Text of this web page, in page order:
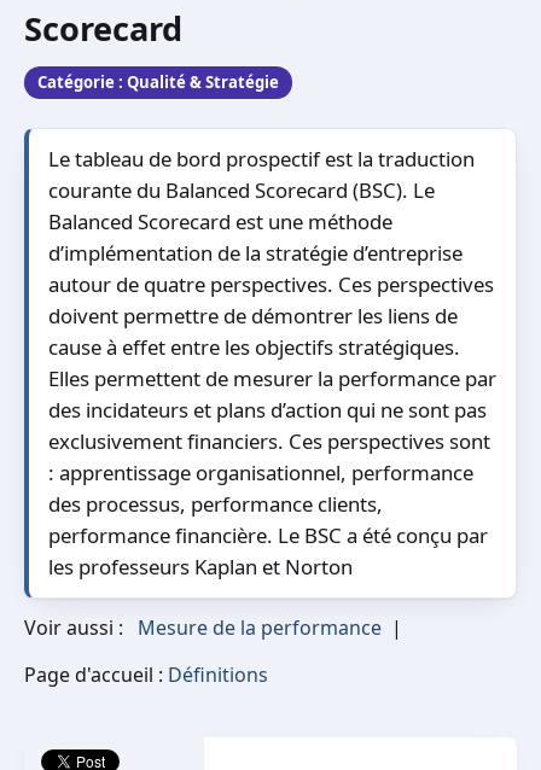
Scorecard
Catégorie : Qualité & Stratégie
Le tableau de bord prospectif est la traduction
courante du Balanced Scorecard (BSC). Le
Balanced Scorecard est une méthode
d’implémentation de la stratégie d’entreprise
autour de quatre perspectives. Ces perspectives
doivent permettre de démontrer les liens de
cause à effet entre les objectifs stratégiques.
Elles permettent de mesurer la performance par
des incidateurs et plans d’action qui ne sont pas
exclusivement financiers. Ces perspectives sont
: apprentissage organisationnel, performance
des processus, performance clients,
performance financière. Le BSC a été conçu par
les professeurs Kaplan et Norton
Voir aussi : Mesure de la performance |
Page d'accueil : Définitions